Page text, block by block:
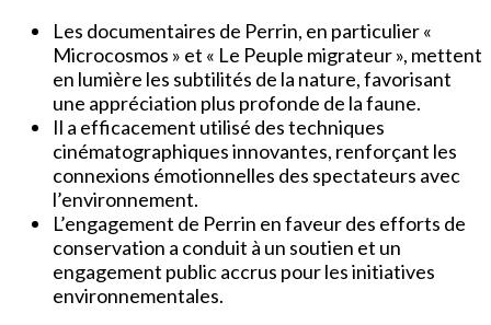
Les documentaires de Perrin, en particulier «
Microcosmos » et « Le Peuple migrateur », mettent
en lumière les subtilités de la nature, favorisant
une appréciation plus profonde de la faune.
Il a efficacement utilisé des techniques
cinématographiques innovantes, renforçant les
connexions émotionnelles des spectateurs avec
l’environnement.
L’engagement de Perrin en faveur des efforts de
conservation a conduit à un soutien et un
engagement public accrus pour les initiatives
environnementales.